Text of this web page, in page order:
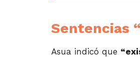
Sentencias
Asua indicó que